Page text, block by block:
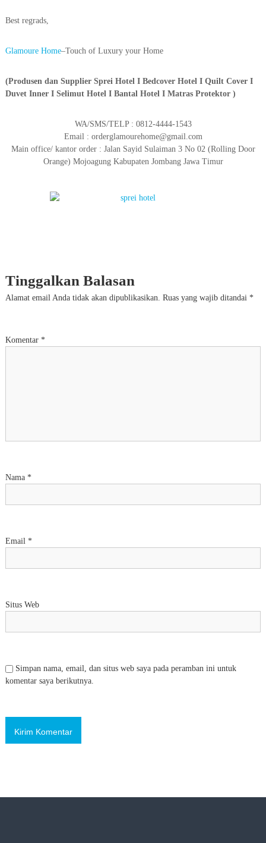
Best regrads,
Glamoure Home–Touch of Luxury your Home
(Produsen dan Supplier Sprei Hotel I Bedcover Hotel I Quilt Cover I
Duvet Inner I Selimut Hotel I Bantal Hotel I Matras Protektor )
WA/SMS/TELP : 0812-4444-1543
Email : orderglamourehome@gmail.com
Main office/ kantor order : Jalan Sayid Sulaiman 3 No 02 (Rolling Door
Orange) Mojoagung Kabupaten Jombang Jawa Timur
Tinggalkan Balasan
Alamat email Anda tidak akan dipublikasikan. Ruas yang wajib ditandai *
Komentar *
Nama *
Email *
Situs Web
Simpan nama, email, dan situs web saya pada peramban ini untuk
komentar saya berikutnya.